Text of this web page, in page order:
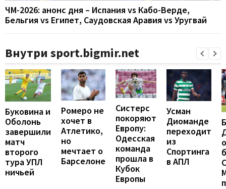
ЧМ-2026: анонс дня – Испания vs Кабо-Верде,
Бельгия vs Египет, Саудовская Аравия vs Уругвай
Внутри sport.bigmir.net
Буковина и
Оболонь
завершили
матч
второго
тура УПЛ
ничьей
Ромеро не
хочет в
Атлетико,
но
мечтает о
Барселоне
Систерс
покоряют
Европу:
Одесская
команда
прошла в
Кубок
Европы
Усман
Диоманде
переходит
из
Спортинга
в АПЛ